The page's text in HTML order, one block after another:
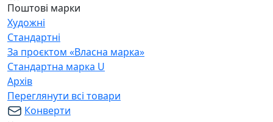
Поштові марки
Художні
Стандартні
За проєктом «Власна марка»
Стандартна марка U
Архів
Переглянути всі товари
Конверти